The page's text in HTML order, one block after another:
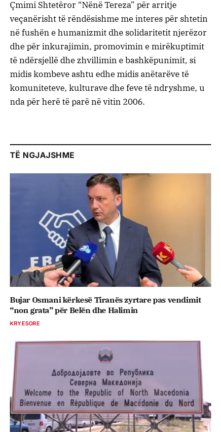
Çmimi Shtetëror “Nënë Tereza” për arritje
veçanërisht të rëndësishme me interes për shtetin
në fushën e humanizmit dhe solidaritetit njerëzor
dhe për inkurajimin, promovimin e mirëkuptimit
të ndërsjellë dhe zhvillimin e bashkëpunimit, si
midis kombeve ashtu edhe midis anëtarëve të
komuniteteve, kulturave dhe feve të ndryshme, u
nda për herë të parë në vitin 2006.
TË NGJAJSHME
Bujar Osmani kërkesë Tiranës zyrtare pas vendimit
“non grata” për Belën dhe Halimin
KRYESORE